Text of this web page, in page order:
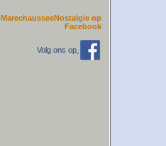
MarechausseeNostalgie op
Facebook
Volg ons op